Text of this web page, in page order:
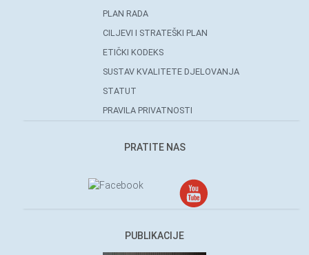
PLAN RADA
CILJEVI I STRATEŠKI PLAN
ETIČKI KODEKS
SUSTAV KVALITETE DJELOVANJA
STATUT
PRAVILA PRIVATNOSTI
PRATITE NAS
PUBLIKACIJE